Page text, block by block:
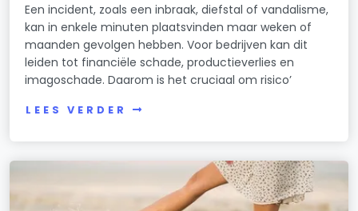
Een incident, zoals een inbraak, diefstal of vandalisme,
kan in enkele minuten plaatsvinden maar weken of
maanden gevolgen hebben. Voor bedrijven kan dit
leiden tot financiële schade, productieverlies en
imagoschade. Daarom is het cruciaal om risico’
LEES VERDER